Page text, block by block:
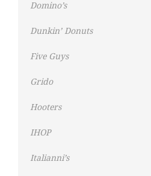
Domino’s
Dunkin’ Donuts
Five Guys
Grido
Hooters
IHOP
Italianni’s